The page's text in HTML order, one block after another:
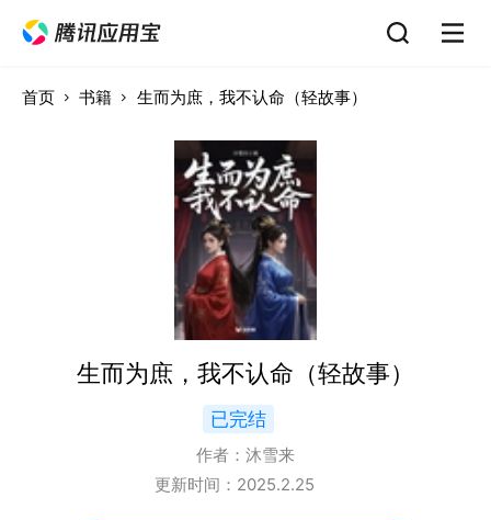
首页 书籍 生而为庶，我不认命（轻故事）
生而为庶，我不认命（轻故事）
已完结
作者： 沐雪来
更新时间： 2025.2.25